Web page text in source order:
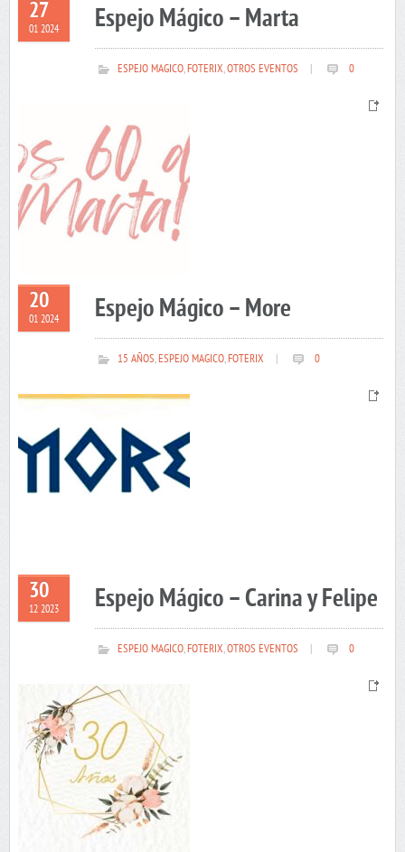
27
01 2024 Espejo Mágico – Marta
ESPEJO MAGICO,FOTERIX,OTROS EVENTOS 0
20
01 2024 Espejo Mágico – More
15 AÑOS,ESPEJO MAGICO,FOTERIX 0
30
12 2023 Espejo Mágico – Carina y Felipe
ESPEJO MAGICO,FOTERIX,OTROS EVENTOS 0